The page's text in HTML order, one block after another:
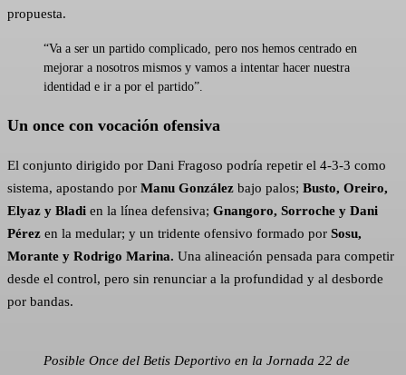
propuesta.
“Va a ser un partido complicado, pero nos hemos centrado en
mejorar a nosotros mismos y vamos a intentar hacer nuestra
identidad e ir a por el partido”.
Un once con vocación ofensiva
El conjunto dirigido por Dani Fragoso podría repetir el 4-3-3 como
sistema, apostando por Manu González bajo palos; Busto, Oreiro,
Elyaz y Bladi en la línea defensiva; Gnangoro, Sorroche y Dani
Pérez en la medular; y un tridente ofensivo formado por Sosu,
Morante y Rodrigo Marina. Una alineación pensada para competir
desde el control, pero sin renunciar a la profundidad y al desborde
por bandas.
Posible Once del Betis Deportivo en la Jornada 22 de